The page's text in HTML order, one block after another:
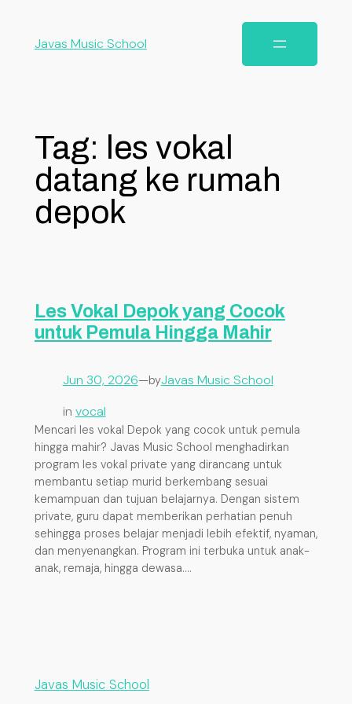
Javas Music School
Tag: les vokal
datang ke rumah
depok
Les Vokal Depok yang Cocok
untuk Pemula Hingga Mahir
Jun 30, 2026—byJavas Music School
in vocal
Mencari les vokal Depok yang cocok untuk pemula
hingga mahir? Javas Music School menghadirkan
program les vokal private yang dirancang untuk
membantu setiap murid berkembang sesuai
kemampuan dan tujuan belajarnya. Dengan sistem
private, guru dapat memberikan perhatian penuh
sehingga proses belajar menjadi lebih efektif, nyaman,
dan menyenangkan. Program ini terbuka untuk anak-
anak, remaja, hingga dewasa.…
Javas Music School